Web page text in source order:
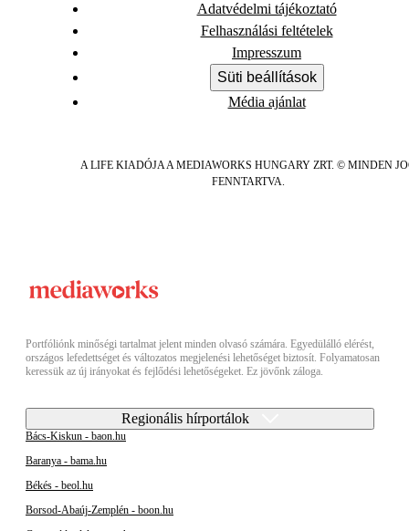
Adatvédelmi tájékoztató
Felhasználási feltételek
Impresszum
Süti beállítások
Média ajánlat
A LIFE KIADÓJA A MEDIAWORKS HUNGARY ZRT. © MINDEN
FENNTARTVA.
Portfóliónk minőségi tartalmat jelent minden olvasó számára. Egyedülálló elérést,
országos lefedettséget és változatos megjelenési lehetőséget biztosít. Folyamatosan
keressük az új irányokat és fejlődési lehetőségeket. Ez jövőnk záloga.
Regionális hírportálok
Bács-Kiskun - baon.hu
Baranya - bama.hu
Békés - beol.hu
Borsod-Abaúj-Zemplén - boon.hu